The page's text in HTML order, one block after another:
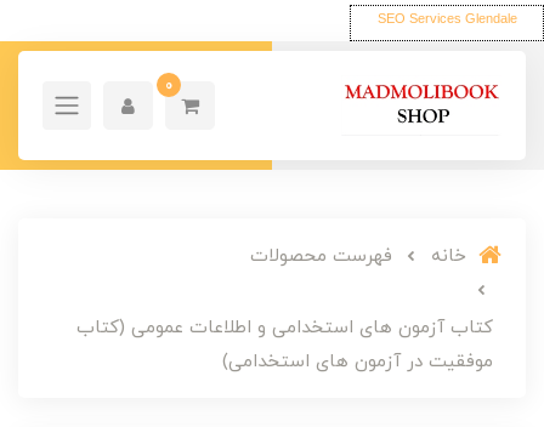
SEO Services Glendale
0
خانه فهرست محصولات
کتاب آزمون های استخدامی و اطلاعات عمومی (کتاب
موفقیت در آزمون های استخدامی)